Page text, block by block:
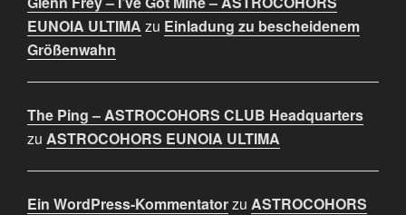
EUNOIA ULTIMA zu Einladung zu bescheidenem
Größenwahn
The Ping – ASTROCOHORS CLUB Headquarters
zu ASTROCOHORS EUNOIA ULTIMA
Ein WordPress-Kommentatorzu ASTROCOHORS